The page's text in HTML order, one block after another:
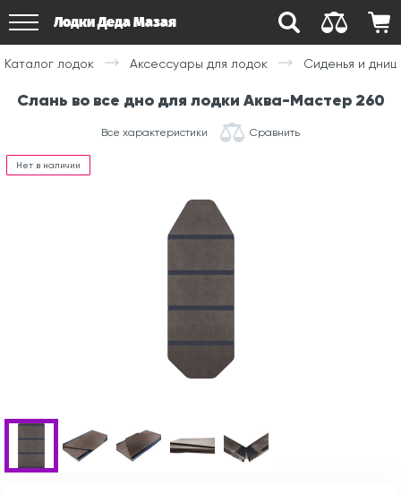
Лодки Деда Мазая
Каталог лодок Аксессуары для лодок Сиденья и
Слань во все дно для лодки Аква-Мастер 260
Все характеристики Сравнить
Нет в наличии